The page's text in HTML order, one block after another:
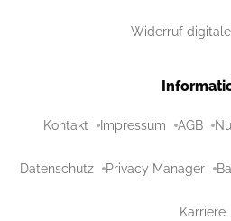
Widerruf
Kontakt Impressum AGB
Datenschutz Privacy Manager
Karriere